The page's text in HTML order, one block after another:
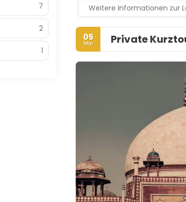
Weitere Informationen zur
05
Mai Private
7
2
1